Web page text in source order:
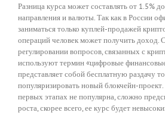
Разница курса может составлять от 1.5%
направления и валюты. Так как в России
заниматься только куплей-продажей
операций человек может получить доход.
регулировании вопросов, связанных с
используют термин «цифровые
представляет собой бесплатную раздачу
популяризировать новый блокчейн-
первых этапах не популярна, сложно
роста, скорее всего, ее курс будет